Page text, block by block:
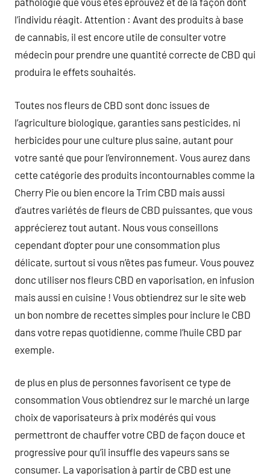
l’individu réagit. Attention : Avant des produits à base
de cannabis, il est encore utile de consulter votre
médecin pour prendre une quantité correcte de CBD qui
produira le effets souhaités.
Toutes nos fleurs de CBD sont donc issues de
l’agriculture biologique, garanties sans pesticides, ni
herbicides pour une culture plus saine, autant pour
votre santé que pour l’environnement. Vous aurez dans
cette catégorie des produits incontournables comme la
Cherry Pie ou bien encore la Trim CBD mais aussi
d’autres variétés de fleurs de CBD puissantes, que vous
apprécierez tout autant. Nous vous conseillons
cependant d’opter pour une consommation plus
délicate, surtout si vous n’êtes pas fumeur. Vous pouvez
donc utiliser nos fleurs CBD en vaporisation, en infusion
mais aussi en cuisine ! Vous obtiendrez sur le site web
un bon nombre de recettes simples pour inclure le CBD
dans votre repas quotidienne, comme l’huile CBD par
exemple.
de plus en plus de personnes favorisent ce type de
consommation Vous obtiendrez sur le marché un large
choix de vaporisateurs à prix modérés qui vous
permettront de chauffer votre CBD de façon douce et
progressive pour qu’il insuffle des vapeurs sans se
consumer. La vaporisation à partir de CBD est une